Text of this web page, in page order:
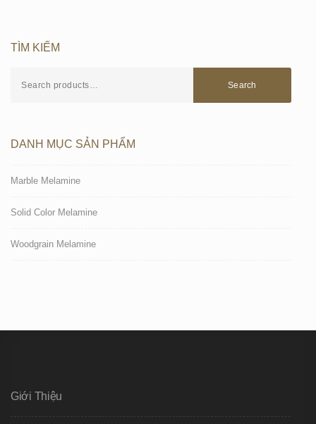
TÌM KIẾM
Search
DANH MỤC SẢN PHẨM
Marble Melamine
Solid Color Melamine
Woodgrain Melamine
Giới Thiệu